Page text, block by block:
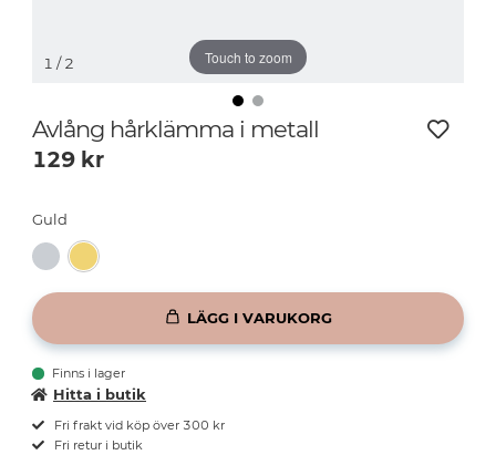
Touch to zoom
1 / 2
Avlång hårklämma i metall
129 kr
Guld
LÄGG I VARUKORG
Finns i lager
Hitta i butik
Fri frakt vid köp över 300 kr
Fri retur i butik